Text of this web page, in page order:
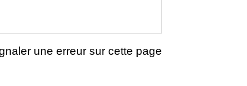
une erreur sur cette page